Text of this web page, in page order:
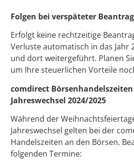
Folgen bei verspäteter
Erfolgt keine rechtzeitige
Verluste automatisch in das Jahr
und dort weitergeführt. Planen
um Ihre steuerlichen Vorteile
comdirect
Jahreswechsel 2024/2025
Während der
Jahreswechsel gelten bei der
Handelszeiten an den Börsen.
folgenden Termine: